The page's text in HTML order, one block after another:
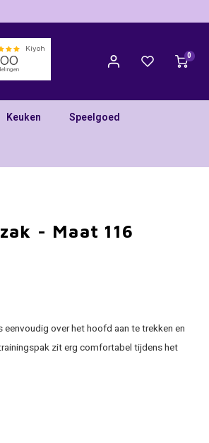
0
Keuken Speelgoed
- Maat 116
over het hoofd aan te trekken en
zit erg comfortabel tijdens het